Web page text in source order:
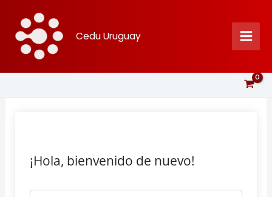
contenido
Cedu Uruguay
¡Hola, bienvenido de nuevo!